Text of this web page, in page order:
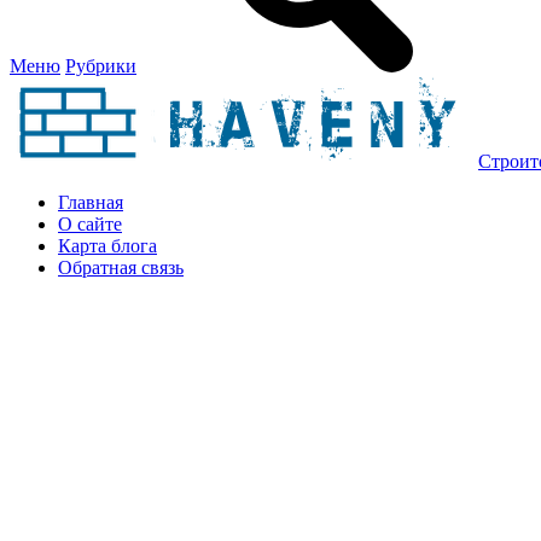
Меню Рубрики
Главная
О сайте
Карта блога
Обратная связь